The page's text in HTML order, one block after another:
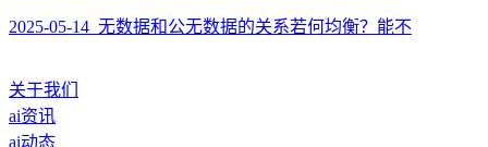
2025-05-14 无数据和公无数据的关系若何均衡？能不
关于我们
ai资讯
ai动态